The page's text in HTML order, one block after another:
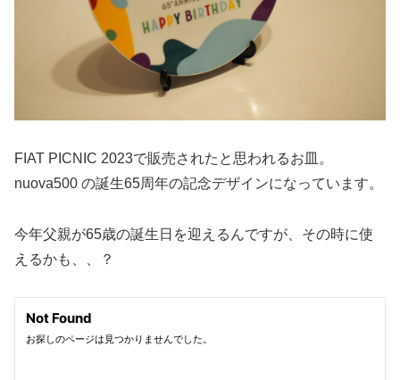
FIAT PICNIC 2023で販売されたと思われるお皿。
nuova500 の誕生65周年の記念デザインになっています。
今年父親が65歳の誕生日を迎えるんですが、その時に使
えるかも、、？